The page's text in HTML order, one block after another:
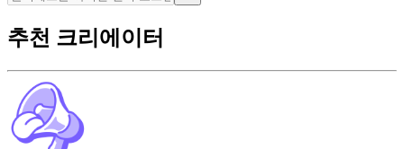
추천 크리에이터